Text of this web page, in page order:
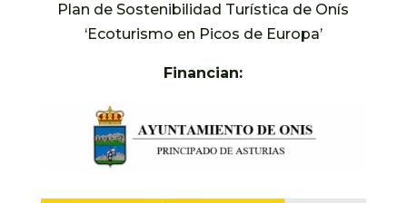
Plan de Sostenibilidad Turística de Onís
‘Ecoturismo en Picos de Europa’
Financian: